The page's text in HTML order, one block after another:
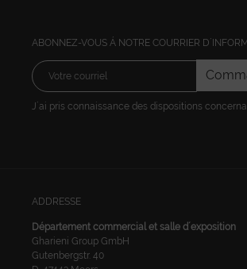
ABONNEZ-VOUS Á NOTRE COURRIER
J´ai pris connaissance des dispositions
ADDRESSE
Département commercial et salle d´exposition
Gharieni Group GmbH
Gutenbergstr. 40